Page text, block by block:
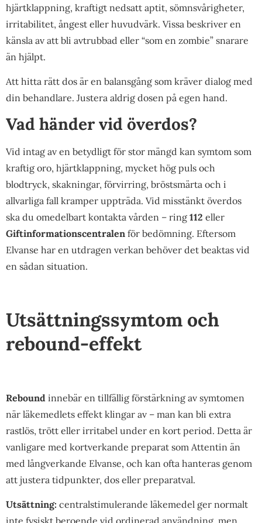
hjärtklappning, kraftigt nedsatt aptit, sömnsvårigheter,
irritabilitet, ångest eller huvudvärk. Vissa beskriver en
känsla av att bli avtrubbad eller “som en zombie” snarare
än hjälpt.
Att hitta rätt dos är en balansgång som kräver dialog med
din behandlare. Justera aldrig dosen på egen hand.
Vad händer vid överdos?
Vid intag av en betydligt för stor mängd kan symtom som
kraftig oro, hjärtklappning, mycket hög puls och
blodtryck, skakningar, förvirring, bröstsmärta och i
allvarliga fall kramper uppträda. Vid misstänkt överdos
ska du omedelbart kontakta vården – ring 112 eller
Giftinformationscentralen för bedömning. Eftersom
Elvanse har en utdragen verkan behöver det beaktas vid
en sådan situation.
Utsättningssymtom och
rebound-effekt
Rebound innebär en tillfällig förstärkning av symtomen
när läkemedlets effekt klingar av – man kan bli extra
rastlös, trött eller irritabel under en kort period. Detta är
vanligare med kortverkande preparat som Attentin än
med långverkande Elvanse, och kan ofta hanteras genom
att justera tidpunkter, dos eller preparatval.
Utsättning: centralstimulerande läkemedel ger normalt